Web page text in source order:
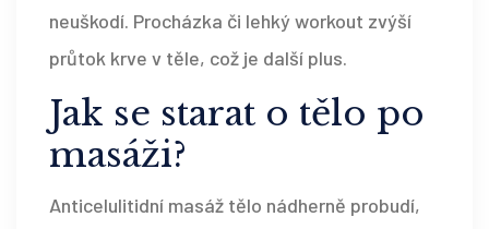
neuškodí. Procházka či lehký workout zvýší
průtok krve v těle, což je další plus.
Jak se starat o tělo po
masáži?
Anticelulitidní masáž tělo nádherně probudí,